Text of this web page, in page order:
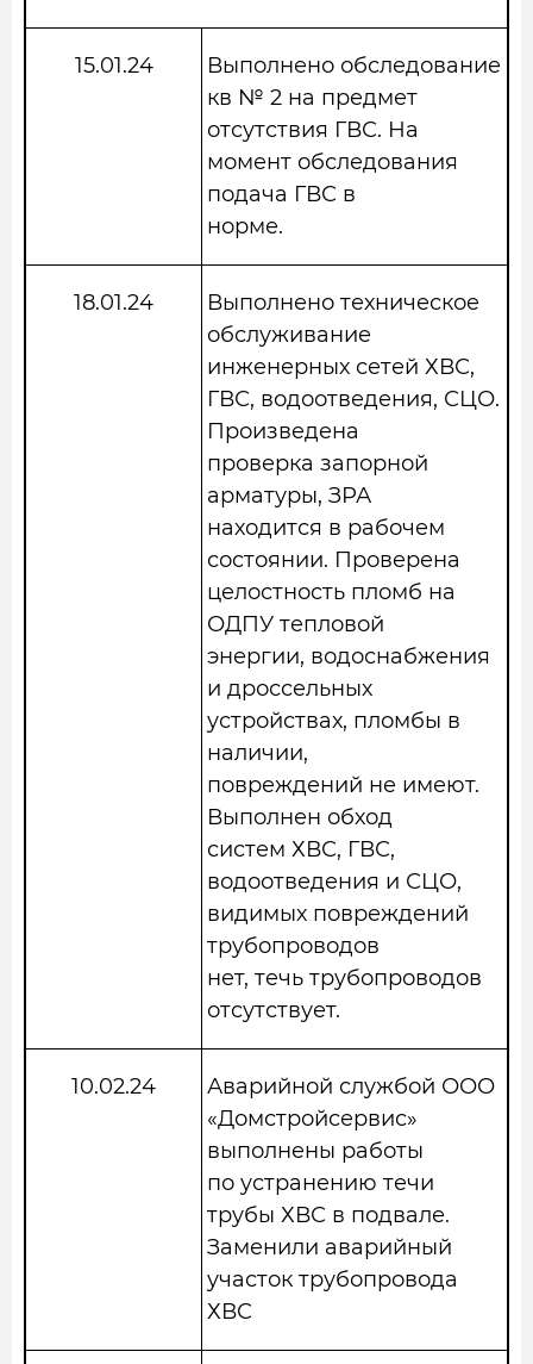
15.01.24
Выполнено обследование
кв № 2 на предмет
отсутствия ГВС. На
момент обследования
подача ГВС в
норме.
18.01.24
Выполнено техническое
обслуживание
инженерных сетей ХВС,
ГВС, водоотведения, СЦО.
Произведена
проверка запорной
арматуры, ЗРА
находится в рабочем
состоянии. Проверена
целостность пломб на
ОДПУ тепловой
энергии, водоснабжения
и дроссельных
устройствах, пломбы в
наличии,
повреждений не имеют.
Выполнен обход
систем ХВС, ГВС,
водоотведения и СЦО,
видимых повреждений
трубопроводов
нет, течь трубопроводов
отсутствует.
10.02.24
Аварийной службой ООО
«Домстройсервис»
выполнены работы
по устранению течи
трубы ХВС в подвале.
Заменили аварийный
участок трубопровода
ХВС